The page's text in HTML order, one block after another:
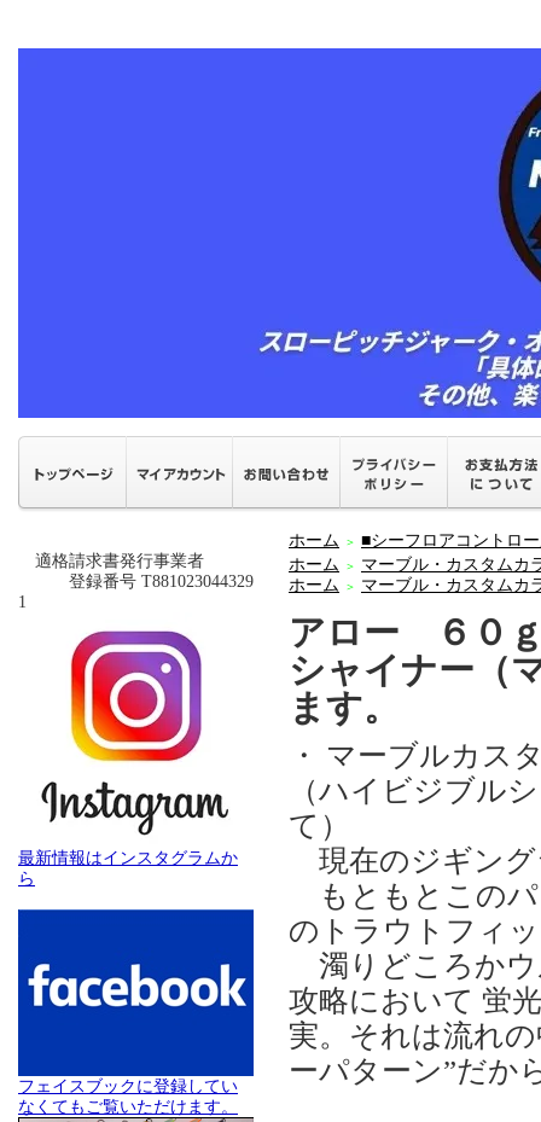
適格請求書発行事業者
登録番号 T881023044329
1
最新情報はインスタグラムか
ら
フェイスブックに登録してい
なくてもご覧いただけます。
ホーム ＞ ■シーフロアコントロ
ホーム
＞
マーブル・カスタムカ
ホーム
＞ マーブル・カスタムカ
アロー ６０
シャイナー（
ます。
・ マーブルカス
（ハイビジブル
て）
現在のジギング
もともとこのパ
のトラウトフィ
濁りどころかウ
攻略において 蛍
実。それは流れ
ーパターン”だか